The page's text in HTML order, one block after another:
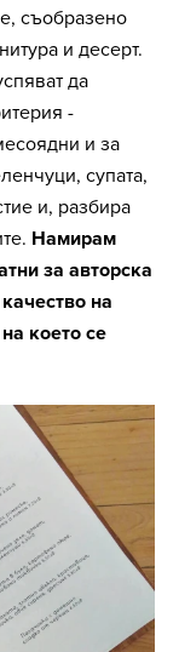
съобразено
и десерт.
да
-
и за
супата,
и, разбира
Намирам
за авторска
на
което се